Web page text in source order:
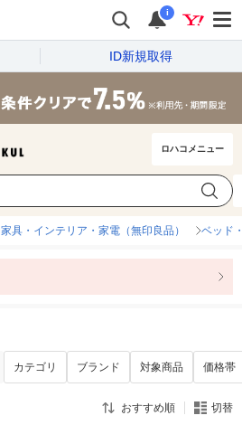
i
ID新規取得
ロハコメニュー
価格帯
家具・インテリア・家電（無印良品） ベッド
カテゴリ ブランド 対象商品 価格帯
おすすめ順 切替